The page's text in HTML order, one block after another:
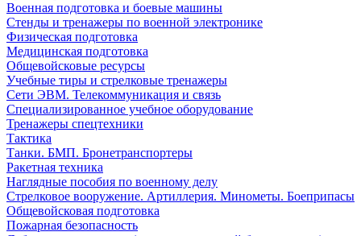
Военная подготовка и боевые машины
Стенды и тренажеры по военной электронике
Физическая подготовка
Медицинская подготовка
Общевойсковые ресурсы
Учебные тиры и стрелковые тренажеры
Сети ЭВМ. Телекоммуникация и связь
Специализированное учебное оборудование
Тренажеры спецтехники
Тактика
Танки. БМП. Бронетранспортеры
Ракетная техника
Наглядные пособия по военному делу
Стрелковое вооружение. Артиллерия. Минометы. Боеприпасы
Общевойсковая подготовка
Пожарная безопасность